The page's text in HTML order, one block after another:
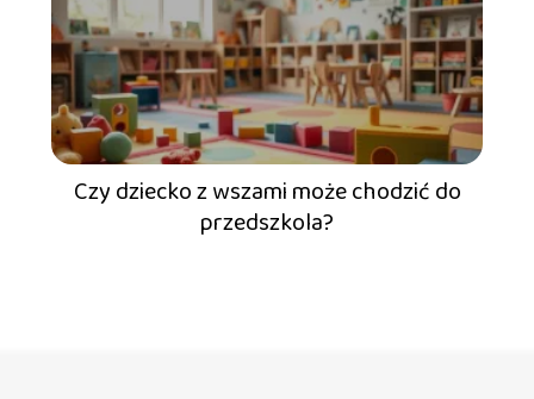
Czy dziecko z wszami może chodzić do
przedszkola?